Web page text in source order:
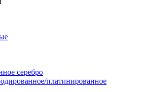
серебро
платинированное